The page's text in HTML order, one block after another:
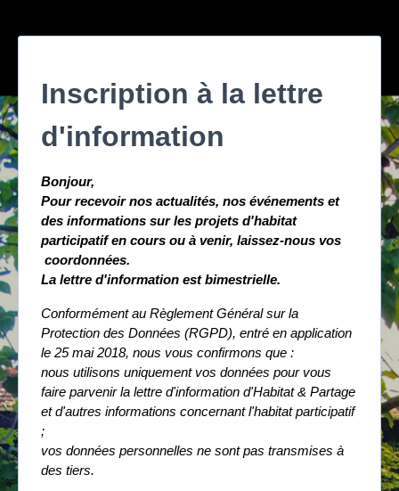
Inscription à la lettre
d'information
Bonjour,
Pour recevoir nos actualités, nos événements et
des informations sur les projets d'habitat
participatif en cours ou à venir, laissez-nous vos
coordonnées.
La lettre d'information est bimestrielle.
Conformément au Règlement Général sur la
Protection des Données (RGPD), entré en application
le 25 mai 2018, nous vous confirmons que :
nous utilisons uniquement vos données pour vous
faire parvenir la lettre d'information d'Habitat & Partage
et d'autres informations concernant l'habitat participatif
;
vos données personnelles ne sont pas transmises à
des tiers.